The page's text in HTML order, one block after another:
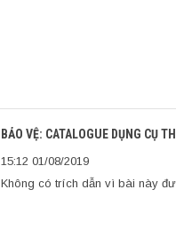
BẢO VỆ: CATALOGUE DỤNG CỤ
15:12 01/08/2019
Không có trích dẫn vì bài này